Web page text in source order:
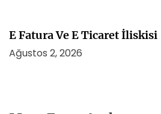
E Fatura Ve E Ticaret İliskisi
Ağustos 2, 2026